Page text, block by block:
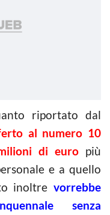
riportato dal
al numero 10
di euro più
e a quello
inoltre vorrebbe
senza